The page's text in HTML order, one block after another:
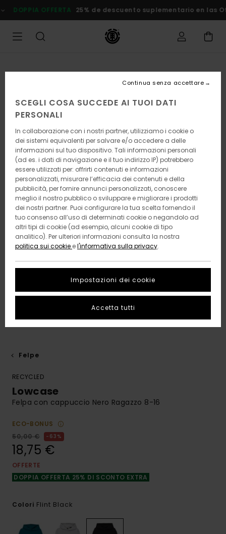
alle
informazioni
prodotto
OFFERTA 25% de descuento suplementario en las
Felpe
RECYCLED
Lowcase
Felpa con cappuccio Nero Ragazzo 8-16
ECO-BONUS
50,00 €
63%
18,75 €
OFFERTE
DOPPIA OFFERTA 25% DI SCONTO EXTRA
Colori Flint Black
SCEGLI COSA SUCCEDE AI TUOI DATI
PERSONALI
In collaborazione con i nostri partner, utilizziamo i cookie o
dei sistemi equivalenti per salvare e/o accedere a delle
informazioni sul tuo dispositivo. Tali informazioni personali
(ad es. i dati di navigazione e il tuo indirizzo IP) potrebbero
essere utilizzati per: offrirti contenuti e informazioni
personalizzati, misurare l’efficacia dei contenuti e della
pubblicità, per fornire annunci personalizzati, conoscere
meglio il nostro pubblico o sviluppare e migliorare i prodotti
dei nostri partner. Puoi configurare la tua scelta fornendo il
tuo consenso all’uso di determinati cookie o negandolo ad
altri tipi di cookie (ad esempio, alcuni cookie di tipo
analitico). Per ulteriori informazioni consulta la nostra
politica sui cookie el'informativa sulla privacy.
Impostazioni dei cookie
Continua senza accettare
Accetta tutti